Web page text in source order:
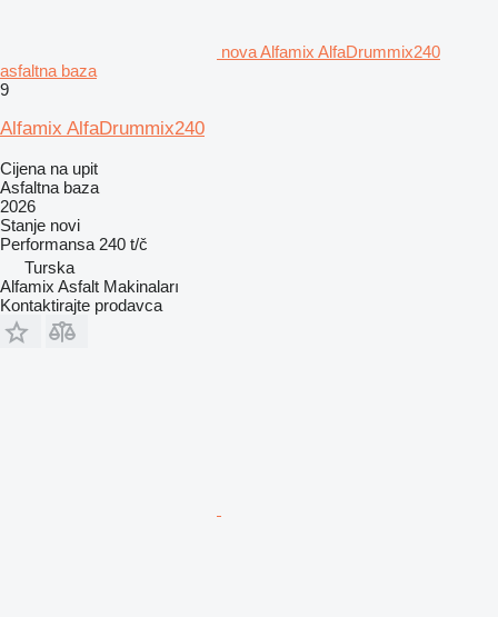
nova Alfamix AlfaDrummix240
asfaltna baza
9
Alfamix AlfaDrummix240
Cijena na upit
Asfaltna baza
2026
Stanje novi
Performansa 240 t/č
Turska
Alfamix Asfalt Makinaları
Kontaktirajte prodavca